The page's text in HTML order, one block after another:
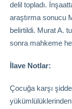
delil topladı.
araştırma sonucu
belirtildi. Murat A.
sonra mahkeme
İlave Notlar:
Çocuğa karşı